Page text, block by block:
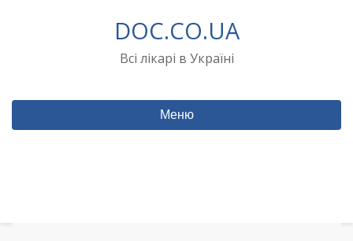
DOC.CO.UA
Всі лікарі в Україні
Меню